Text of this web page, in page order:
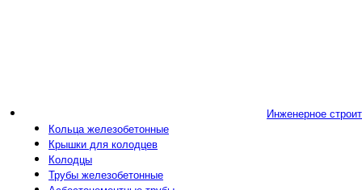
Инженерное
Кольца железобетонные
Крышки для колодцев
Колодцы
Трубы железобетонные